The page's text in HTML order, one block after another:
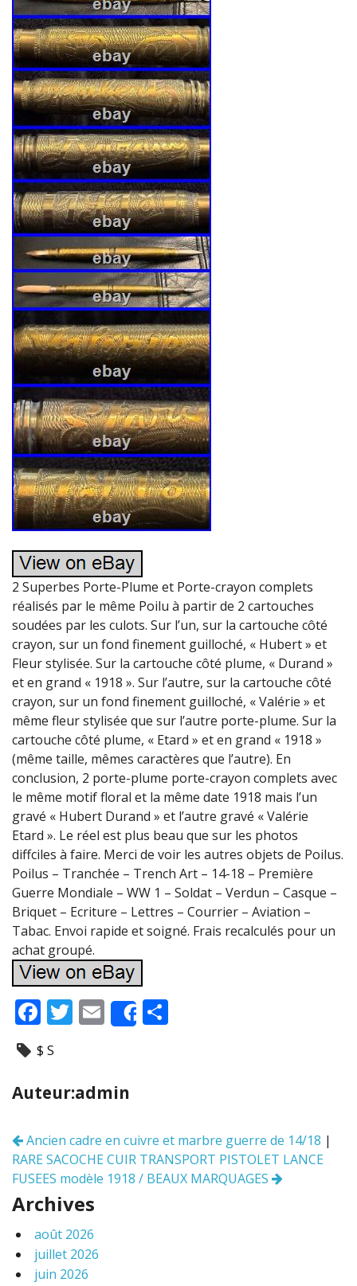
2 Superbes Porte-Plume et Porte-crayon complets
réalisés par le même Poilu à partir de 2 cartouches
soudées par les culots. Sur l’un, sur la cartouche côté
crayon, sur un fond finement guilloché, « Hubert » et
Fleur stylisée. Sur la cartouche côté plume, « Durand »
et en grand « 1918 ». Sur l’autre, sur la cartouche côté
crayon, sur un fond finement guilloché, « Valérie » et
même fleur stylisée que sur l’autre porte-plume. Sur la
cartouche côté plume, « Etard » et en grand « 1918 »
(même taille, mêmes caractères que l’autre). En
conclusion, 2 porte-plume porte-crayon complets avec
le même motif floral et la même date 1918 mais l’un
gravé « Hubert Durand » et l’autre gravé « Valérie
Etard ». Le réel est plus beau que sur les photos
diffciles à faire. Merci de voir les autres objets de Poilus.
Poilus – Tranchée – Trench Art – 14-18 – Première
Guerre Mondiale – WW 1 – Soldat – Verdun – Casque –
Briquet – Ecriture – Lettres – Courrier – Aviation –
Tabac. Envoi rapide et soigné. Frais recalculés pour un
achat groupé.
F
ac
e
b
o
k
T
er
E
m
l
Share
$ S
Auteur:admin
Navigation
des
articles
Ancien cadre en cuivre et marbre guerre de 14/18 |
RARE SACOCHE CUIR TRANSPORT PISTOLET LANCE
FUSEES modèle 1918 / BEAUX MARQUAGES
Archives
août 2026
juillet 2026
juin 2026